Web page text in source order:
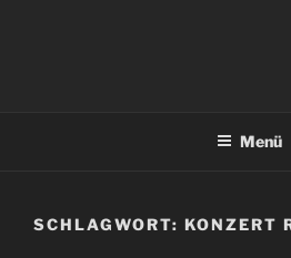
Menü
SCHLAGWORT: KONZERT